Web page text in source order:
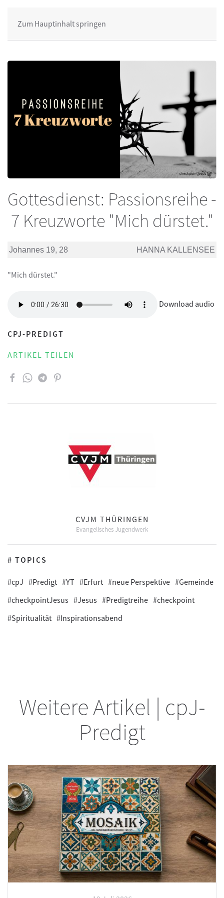
Zum Hauptinhalt springen
# TOPICS
#cpJ #Predigt #YT #Erfurt #neue Perspektive #Gemeinde
#checkpointJesus #Jesus #Predigtreihe #checkpoint
#Spiritualität #Inspirationsabend
Gottesdienst: Passionsreihe -
7 Kreuzworte "Mich dürstet."
Johannes 19, 28 HANNA KALLENSEE
"Mich dürstet."
Download audio
CPJ-PREDIGT
ARTIKEL TEILEN
CVJM THÜRINGEN
Evangelisches Jugendwerk
Weitere Artikel | cpJ-
Predigt